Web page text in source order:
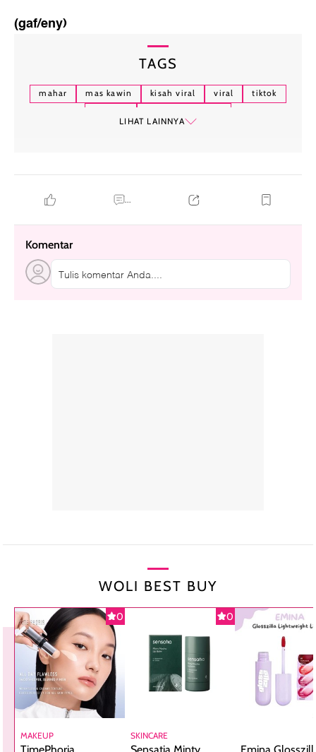
(gaf/eny)
TAGS
mahar mas kawin kisah viral viral
tiktok
LIHAT LAINNYA
...
Komentar
Tulis komentar Anda....
WOLI BEST BUY
0
MAKEUP
0
SKINCARE